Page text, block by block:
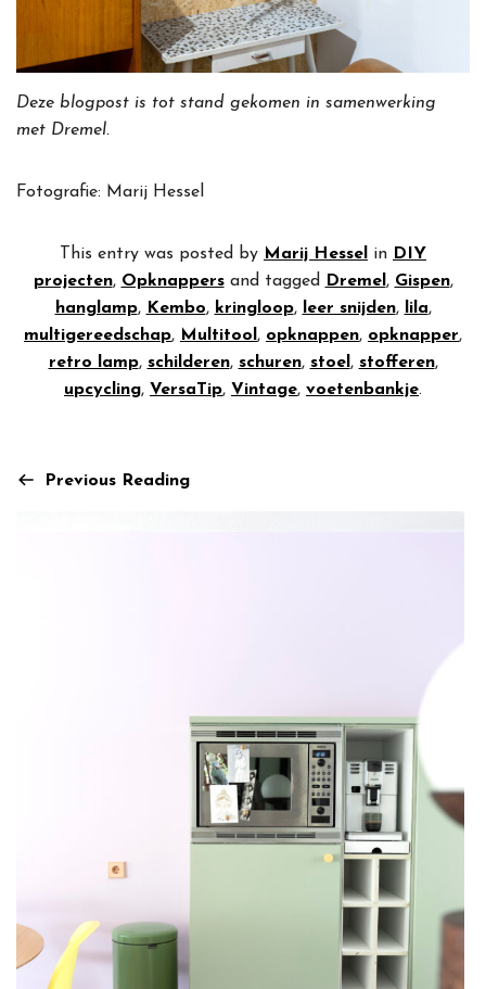
Deze blogpost is tot stand gekomen in samenwerking
met Dremel.
Fotografie: Marij Hessel
This entry was posted by Marij Hessel in DIY
projecten, Opknappersand tagged Dremel , Gispen,
hanglamp, Kembo, kringloop, leer snijden, lila,
multigereedschap, Multitool , opknappen, opknapper,
retro lamp, schilderen, schuren, stoel , stofferen,
upcycling, VersaTip, Vintage, voetenbankje.
Previous Reading